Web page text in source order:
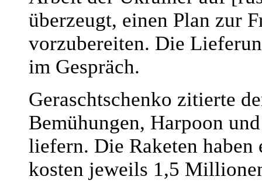
überzeugt, einen Plan zur
vorzubereiten. Die
im Gespräch.
Geraschtschenko zitierte
Bemühungen, Harpoon
liefern. Die Raketen
kosten jeweils 1,5